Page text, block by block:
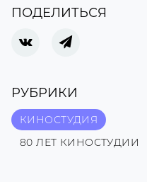
ПОДЕЛИТЬСЯ
РУБРИКИ
КИНОСТУДИЯ
80 ЛЕТ КИНОСТУДИИ